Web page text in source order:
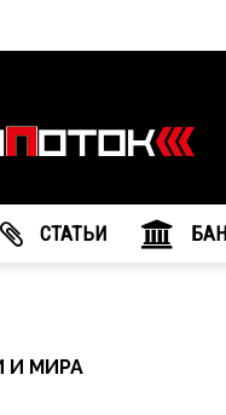
агентство
"МедиаПоток"
CТАТЬИ
И МИРА